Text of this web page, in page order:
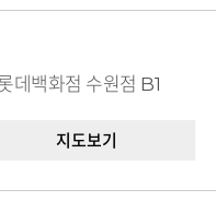
데백화점 수원점 B1
지도보기